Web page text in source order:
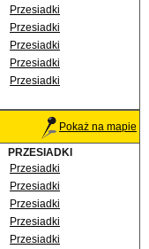
Przesiadki
Przesiadki
Przesiadki
Przesiadki
Przesiadki
Pokaż na mapie
PRZESIADKI
Przesiadki
Przesiadki
Przesiadki
Przesiadki
Przesiadki